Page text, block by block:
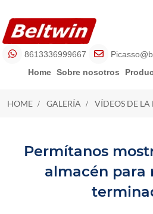
8613336999667
Home Sobre nosotros
VÍDEOS DE LA
HOME GALERÍA VÍDEOS DE
Permítanos
almacén para